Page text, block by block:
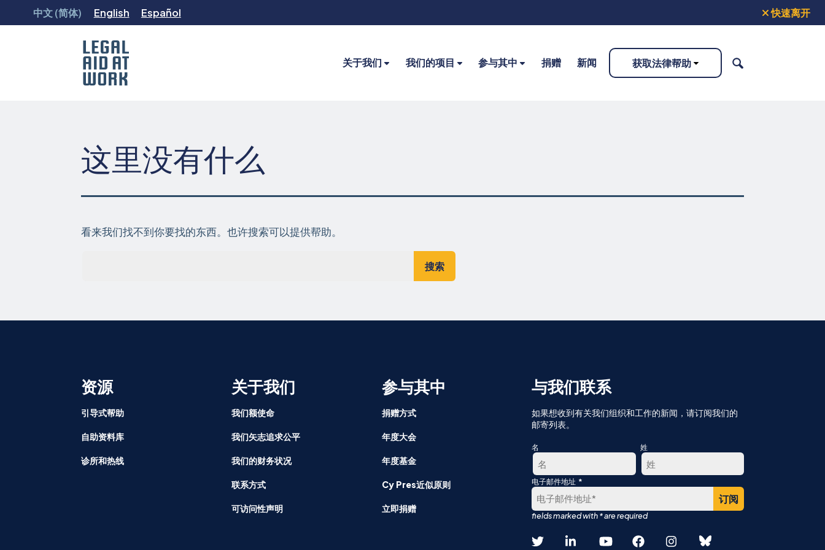
中文 (简体) English Español 快速离开
关于我们 我们的项目 参与其中 捐赠 新闻 获取法律帮助
搜
这里没有什么
看来我们找不到你要找的东西。也许搜索可以提供帮助。
资源
引导式帮助
自助资料库
诊所和热线
关于我们
我们额使命
我们矢志追求公平
我们的财务状况
联系方式
可访问性声明
参与其中
捐赠方式
年度大会
年度基金
Cy Pres近似原则
立即捐赠
与我们联系
如果想收到有关我们组织和工作的新闻，请订阅我们的
邮寄列表。
名
第
一
姓
最
电子邮件地址 *